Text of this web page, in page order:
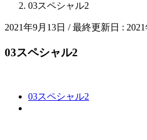
03スペシャル2
2021年9月13日 / 最終更新日 :
03スペシャル2
03スペシャル2